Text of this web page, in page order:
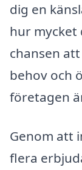
dig en
hur mycket
chansen
behov och
företagen
Genom att
flera